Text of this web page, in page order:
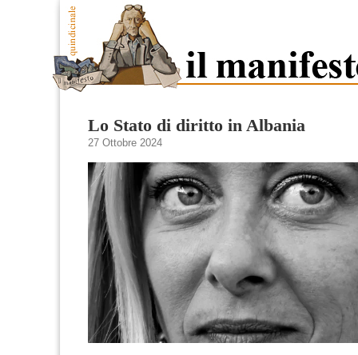
Lo Stato di diritto in Albania
27 Ottobre 2024